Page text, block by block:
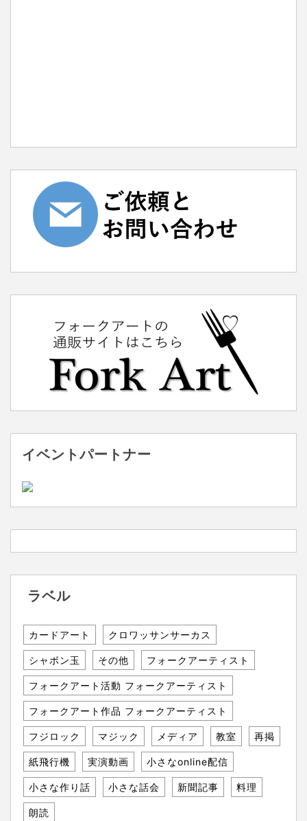
イベントパートナー
ラベル
カードアート クロワッサンサーカス
シャボン玉 その他 フォークアーティスト
フォークアート活動 フォークアーティスト
フォークアート作品 フォークアーティスト
フジロック マジック メディア 教室 再掲
紙飛行機 実演動画 小さなonline配信
小さな作り話 小さな話会 新聞記事 料理
朗読